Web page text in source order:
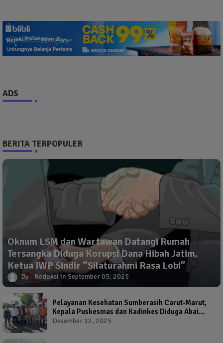
ADS
BERITA TERPOPULER
Oknum LSM dan Wartawan Datangi Rumah
Tersangka Diduga Korupsi Dana Hibah Jatim,
Ketua IWP Sindir “Silaturahmi Rasa Lobi”
Redaksi September 05, 2025
Pelayanan Kesehatan Sumberasih Carut-Marut,
Kepala Puskesmas dan Kadinkes Diduga Abai
Warga Jadi Korban
Desember 12, 2025